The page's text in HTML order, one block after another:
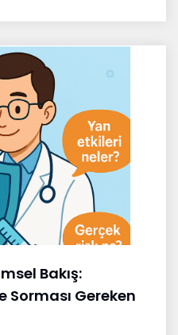
Bakış:
Sorması Gereken